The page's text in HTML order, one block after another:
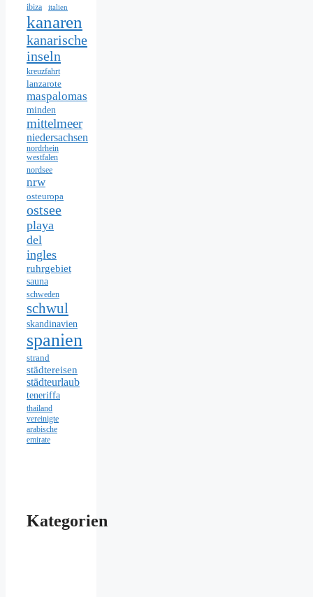
ibiza italien
kanaren
kanarische
inseln
kreuzfahrt
lanzarote
maspalomas
minden
mittelmeer
niedersachsen
nordrhein
westfalen
nordsee
nrw
osteuropa
ostsee
playa
del
ingles
ruhrgebiet
sauna
schweden
schwul
skandinavien
spanien
strand
städtereisen
städteurlaub
teneriffa
thailand
vereinigte
arabische
emirate
Kategorien